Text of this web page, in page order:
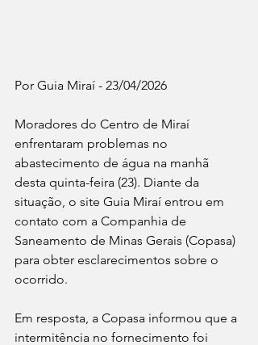
Por Guia Miraí - 23/04/2026
Moradores do Centro de Miraí
enfrentaram problemas no
abastecimento de água na manhã
desta quinta-feira (23). Diante da
situação, o site Guia Miraí entrou em
contato com a Companhia de
Saneamento de Minas Gerais (Copasa)
para obter esclarecimentos sobre o
ocorrido.
Em resposta, a Copasa informou que a
intermitência no fornecimento foi